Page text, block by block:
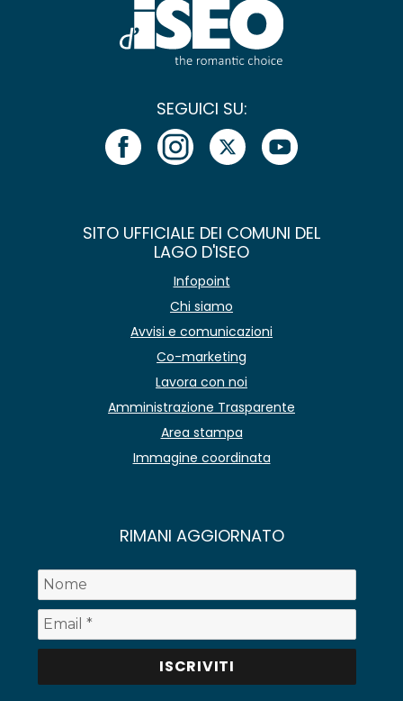
SEGUICI SU:
SITO UFFICIALE DEI COMUNI DEL
LAGO D'ISEO
Infopoint
Chi siamo
Avvisi e comunicazioni
Co-marketing
Lavora con noi
Amministrazione Trasparente
Area stampa
Immagine coordinata
RIMANI AGGIORNATO